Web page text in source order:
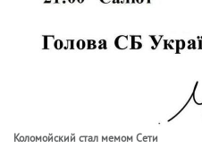
Коломойский стал мемом Сети